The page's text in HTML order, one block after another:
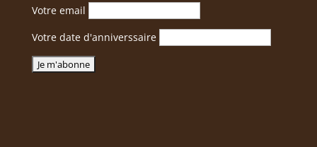
Votre email
Votre date d'anniverssaire